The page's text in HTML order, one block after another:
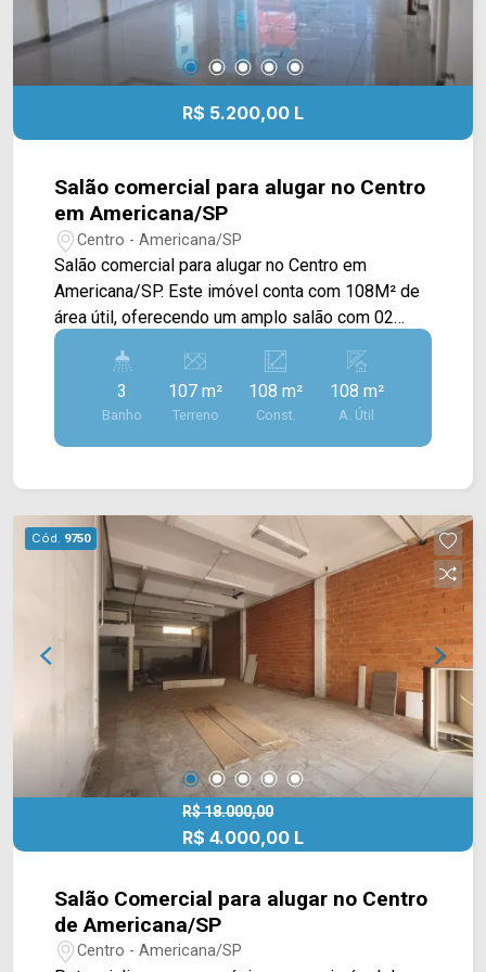
R$ 5.200,00 L
Salão comercial para alugar no Centro
em Americana/SP
Centro - Americana/SP
Salão comercial para alugar no Centro em
Americana/SP. Este imóvel conta com 108M² de
área útil, oferecendo um amplo salão com 02
salas privativas, cozinha e quintal amplo.
Também possui infraestrutura para ar
condicionado, porta automática dobrável e porta
de vidro. > 03 banheiros sociais, sendo 01 para
PCD Localizado em uma região privilegiada, está
Rafael Vitta, contém fácil acesso a Av.
Bandeirantes e Av. da Saudade. Esta região conta
com bancos, restaurante e diversos outros
comércios. Entre em contato com a equipe da
Arbix Imóveis e agende a sua visita!! WhatsApp
e Telefone: (19) 3475-4546 ARBIX IMÓVEIS -
Presente em cada mudança!
3
Banho
107 m²
Terreno
108 m²
Const.
108 m²
A. Útil
Cód. 9750
R$ 18.000,00
R$ 4.000,00 L
Salão Comercial para alugar no Centro
de Americana/SP
Centro - Americana/SP